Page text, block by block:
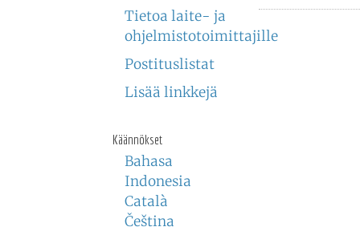
Tietoa laite- ja
ohjelmistotoimittajille
Postituslistat
Lisää linkkejä
Käännökset
Bahasa
Indonesia
Català
Čeština